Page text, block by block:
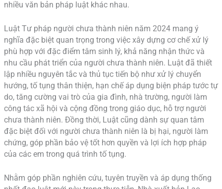
nhiều văn bản pháp luật khác nhau.
Luật Tư pháp người chưa thành niên năm 2024 mang ý
nghĩa đặc biệt quan trọng trong việc xây dựng cơ chế xử lý
phù hợp với đặc điểm tâm sinh lý, khả năng nhận thức và
nhu cầu phát triển của người chưa thành niên. Luật đã thiết
lập nhiều nguyên tắc và thủ tục tiến bộ như xử lý chuyển
hướng, tố tụng thân thiện, hạn chế áp dụng biện pháp tước tự
do, tăng cường vai trò của gia đình, nhà trường, người làm
công tác xã hội và cộng đồng trong giáo dục, hỗ trợ người
chưa thành niên. Đồng thời, Luật cũng dành sự quan tâm
đặc biệt đối với người chưa thành niên là bị hại, người làm
chứng, góp phần bảo vệ tốt hơn quyền và lợi ích hợp pháp
của các em trong quá trình tố tụng.
Nhằm góp phần nghiên cứu, tuyên truyền và áp dụng thống